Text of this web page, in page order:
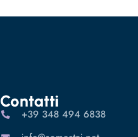
Contatti
‪+39 348 494 6838